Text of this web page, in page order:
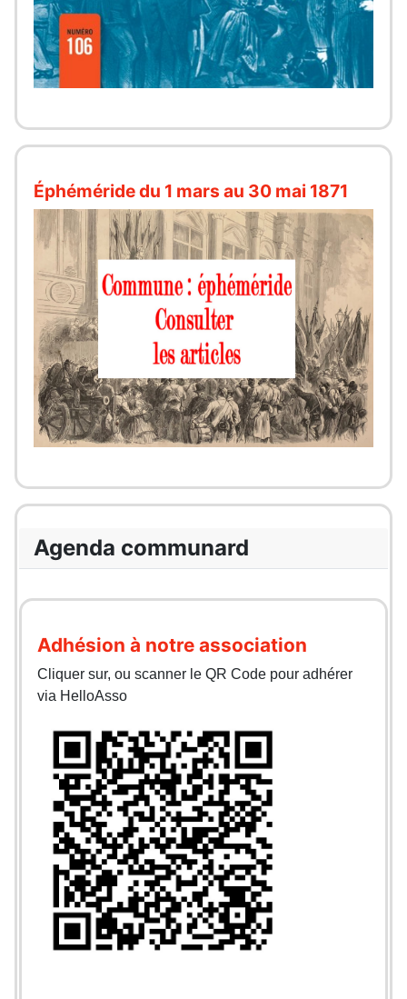
Éphéméride du 1 mars au 30 mai 1871
Agenda communard
Adhésion à notre association
Cliquer sur, ou scanner le QR Code pour adhérer
via HelloAsso